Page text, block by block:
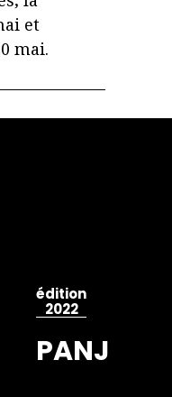
et
mai.
édition
2022
PANJ